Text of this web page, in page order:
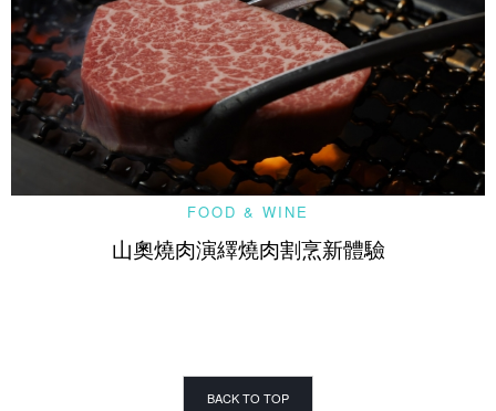
FOOD & WINE
山奧燒肉演繹燒肉割烹新體驗
BACK TO TOP